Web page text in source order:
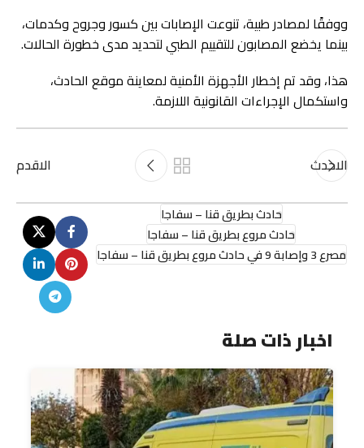
ووفقًا لمصادر طبية، تنوعت الإصابات بين كسور وجروح وكدمات،
بينما يخضع المصابون للتقييم الطبي لتحديد مدى خطورة الحالات.
هذا، وقد تم إخطار الأجهزة الأمنية لمعاينة موقع الحادث،
واستكمال الإجراءات القانونية اللازمة.
الاحدث الاقدم
حادث بطريق قنا – سفاجا
حادث مروع بطريق قنا – سفاجا
مصرع 3 وإصابة 9 في حادث مروع بطريق قنا – سفاجا
اخبار ذات صلة